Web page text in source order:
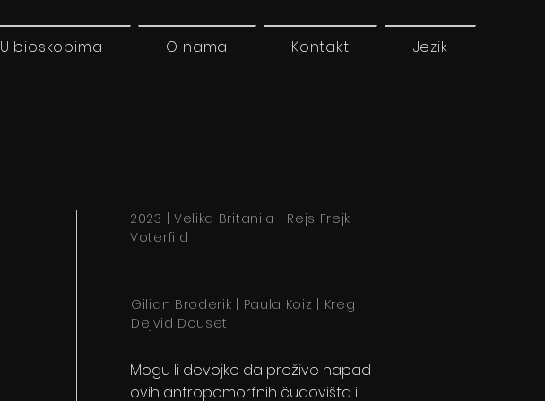
U bioskopima O nama Kontakt Jezik
2023 | Velika Britanija | Rejs Frejk-
Voterfild
Gilian Broderik | Paula Koiz | Kreg
Dejvid Douset
Mogu li devojke da prežive napad
ovih antropomorfnih čudovišta i